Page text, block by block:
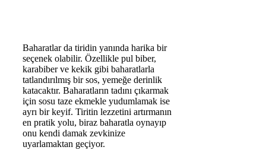
Baharatlar da tiridin yanında harika bir
seçenek olabilir. Özellikle pul biber,
karabiber ve kekik gibi baharatlarla
tatlandırılmış bir sos, yemeğe derinlik
katacaktır. Baharatların tadını çıkarmak
için sosu taze ekmekle yudumlamak ise
ayrı bir keyif. Tiritin lezzetini artırmanın
en pratik yolu, biraz baharatla oynayıp
onu kendi damak zevkinize
uyarlamaktan geçiyor.